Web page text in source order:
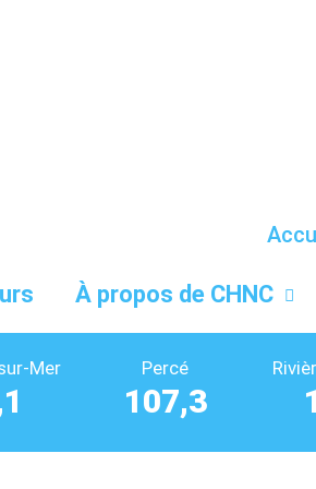
À propos de CHNC
Mer Percé
107,3